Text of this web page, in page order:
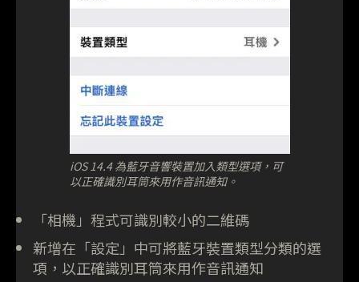
iOS 14.4 為藍牙音響裝置加入類型選項，可
以正確識別耳筒來用作音訊通知。
「相機」程式可識別較小的二維碼
新增在「設定」中可將藍牙裝置類型分類的選
項，以正確識別耳筒來用作音訊通知